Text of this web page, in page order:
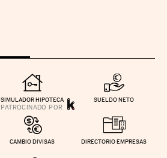
SIMULADOR HIPOTECA SUELDO NETO
CAMBIO DIVISAS DIRECTORIO EMPRESAS